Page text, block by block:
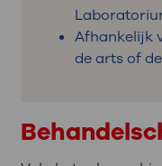
Afhankelijk
de arts of